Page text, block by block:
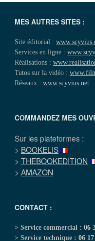
MES AUTRES SITES :
Site éditorial :
Services en ligne :
Réalisations :
Tutos sur la vidéo :
Réseaux : www.scyvius.net
COMMANDEZ MES
Sur les plateformes :
> BOOKELIS
> THEBOOKEDITION
> AMAZON
CONTACT :
> Service commercial : 06
> Service technique : 06